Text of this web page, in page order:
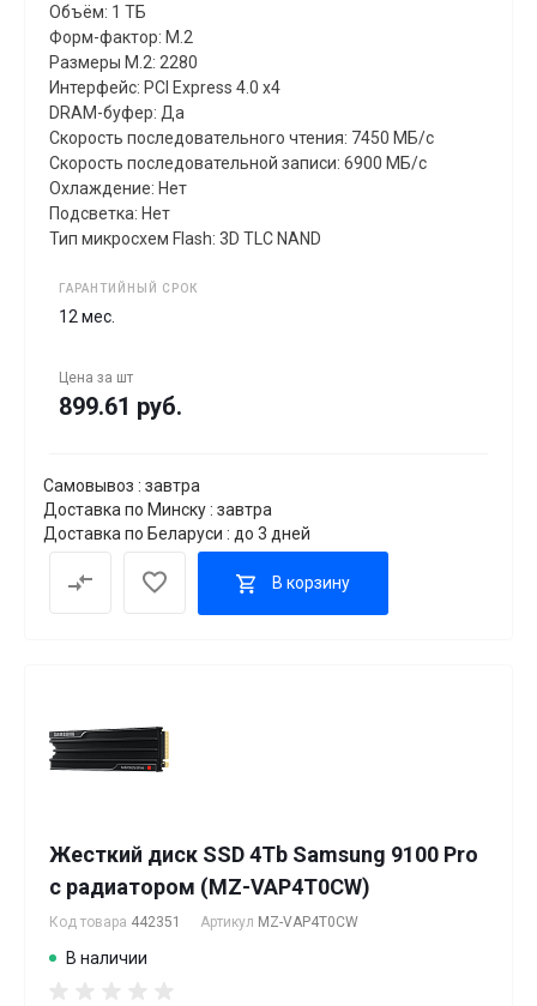
Объём: 1 ТБ
Форм-фактор: M.2
Размеры M.2: 2280
Интерфейс: PCI Express 4.0 x4
DRAM-буфер: Да
Скорость последовательного чтения: 7450 МБ/с
Скорость последовательной записи: 6900 МБ/с
Охлаждение: Нет
Подсветка: Нет
Тип микросхем Flash: 3D TLC NAND
ГАРАНТИЙНЫЙ СРОК
12 мес.
Цена за шт
899.61 руб.
Самовывоз : завтра
Доставка по Минску : завтра
Доставка по Беларуси : до 3 дней
В корзину
Жесткий диск SSD 4Tb Samsung 9100 Pro
с радиатором (MZ-VAP4T0CW)
Код товара 442351 Артикул MZ-VAP4T0CW
В наличии